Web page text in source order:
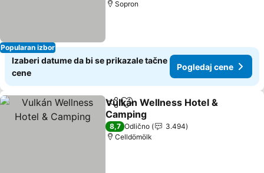
Popularan izbor
Sopron
Izaberi datume da bi se prikazale tačne
cene
Pogledaj cene
Deli Dodati u favorite
Vulkán Wellness Hotel &
Camping
Pogledaj cene
8,7 Odlično
3.494
Celldömölk